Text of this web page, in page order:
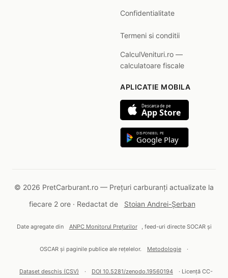
Confidentialitate
Termeni si conditii
CalculVenituri.ro —
calculatoare fiscale
APLICATIE MOBILA
Descarca de pe
App Store
DISPONIBIL PE
Google Play
© 2026 PretCarburant.ro — Prețuri carburanți actualizate la
fiecare 2 ore · Redactat de
Stoian Andrei-Șerban
Date agregate din ANPC Monitorul Prețurilor , feed-uri directe SOCAR și
OSCAR și paginile publice ale rețelelor. Metodologie ·
Dataset deschis (CSV) · DOI 10.5281/zenodo.19560194 · Licență CC-